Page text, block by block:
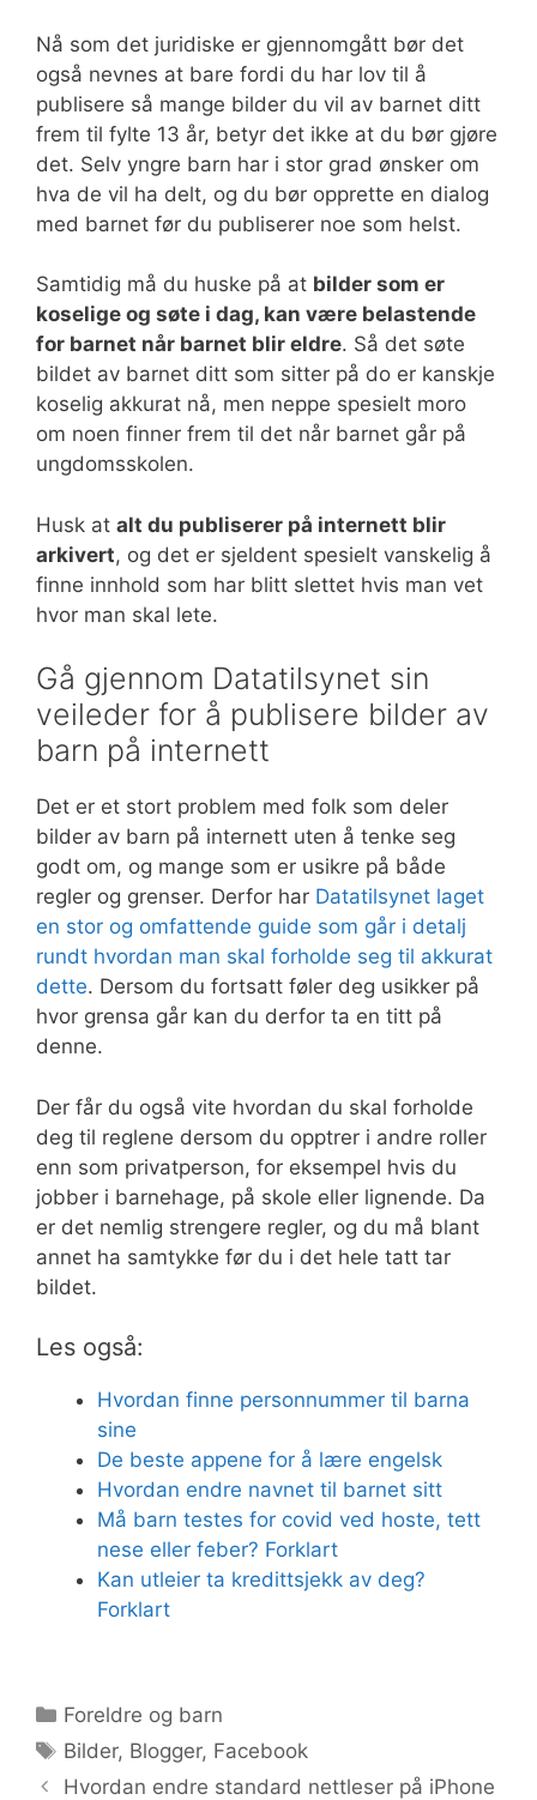
Nå som det juridiske er gjennomgått bør det
også nevnes at bare fordi du har lov til å
publisere så mange bilder du vil av barnet ditt
frem til fylte 13 år, betyr det ikke at du bør gjøre
det. Selv yngre barn har i stor grad ønsker om
hva de vil ha delt, og du bør opprette en dialog
med barnet før du publiserer noe som helst.
Samtidig må du huske på at bilder som er
koselige og søte i dag, kan være belastende
for barnet når barnet blir eldre. Så det søte
bildet av barnet ditt som sitter på do er kanskje
koselig akkurat nå, men neppe spesielt moro
om noen finner frem til det når barnet går på
ungdomsskolen.
Husk at alt du publiserer på internett blir
arkivert, og det er sjeldent spesielt vanskelig å
finne innhold som har blitt slettet hvis man vet
hvor man skal lete.
Gå gjennom Datatilsynet sin
veileder for å publisere bilder av
barn på internett
Det er et stort problem med folk som deler
bilder av barn på internett uten å tenke seg
godt om, og mange som er usikre på både
regler og grenser. Derfor har Datatilsynet laget
en stor og omfattende guide som går i detalj
rundt hvordan man skal forholde seg til akkurat
dette. Dersom du fortsatt føler deg usikker på
hvor grensa går kan du derfor ta en titt på
denne.
Der får du også vite hvordan du skal forholde
deg til reglene dersom du opptrer i andre roller
enn som privatperson, for eksempel hvis du
jobber i barnehage, på skole eller lignende. Da
er det nemlig strengere regler, og du må blant
annet ha samtykke før du i det hele tatt tar
bildet.
Les også:
Hvordan finne personnummer til barna
sine
De beste appene for å lære engelsk
Hvordan endre navnet til barnet sitt
Må barn testes for covid ved hoste, tett
nese eller feber? Forklart
Kan utleier ta kredittsjekk av deg?
Forklart
Kategorier
Foreldre og barn
Stikkord
Bilder, Blogger, Facebook
Hvordan endre standard nettleser på iPhone